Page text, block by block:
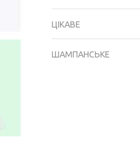
ЦІКАВЕ
ШАМПАНСЬКЕ